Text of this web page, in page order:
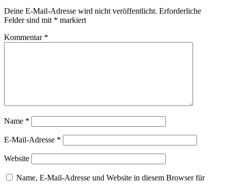
Deine E-Mail-Adresse wird nicht veröffentlicht. Erforderliche
Felder sind mit * markiert
Kommentar *
Name *
E-Mail-Adresse *
Website
Name, E-Mail-Adresse und Website in diesem Browser für